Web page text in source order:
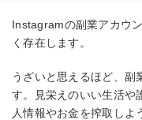
Instagramの副業アカウ
く存在します。
うざいと思えるほど、副
す。見栄えのいい生活や
人情報やお金を搾取しよ